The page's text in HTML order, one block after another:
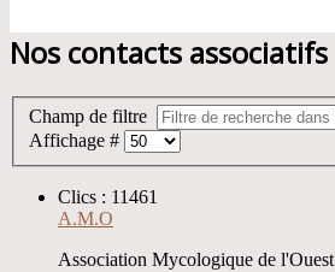
Nos contacts associatifs
Champ de filtre
Affichage #
Clics : 11461
A.M.O
Association Mycologique de l'Ouest